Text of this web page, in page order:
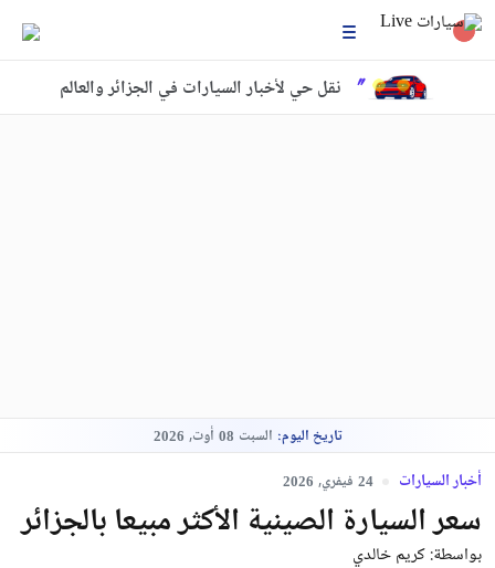
نقل حي لأخبار السيارات في الجزائر والعالم
تاريخ اليوم: السبت 08 أوت, 2026
أخبار السيارات 24 فيفري, 2026
سعر السيارة الصينية الأكثر مبيعا بالجزائر
بواسطة:كريم خالدي